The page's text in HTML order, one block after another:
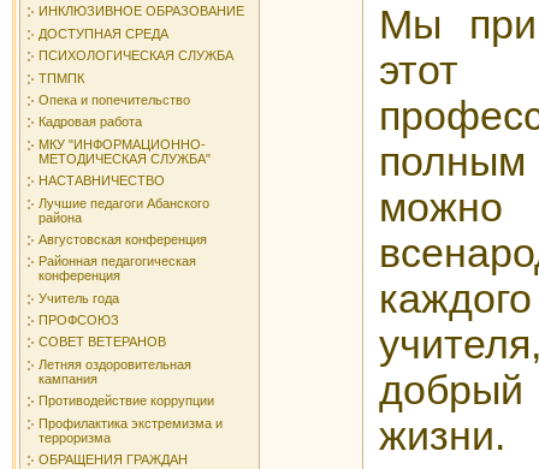
ИНКЛЮЗИВНОЕ ОБРАЗОВАНИЕ
ДОСТУПНАЯ СРЕДА
ПСИХОЛОГИЧЕСКАЯ СЛУЖБА
ТПМПК
Опека и попечительство
Кадровая работа
МКУ "ИНФОРМАЦИОННО-
МЕТОДИЧЕСКАЯ СЛУЖБА"
НАСТАВНИЧЕСТВО
Лучшие педагоги Абанского
района
Августовская конференция
Районная педагогическая
конференция
Учитель года
ПРОФСОЮЗ
СОВЕТ ВЕТЕРАНОВ
Летняя оздоровительная
кампания
Противодействие коррупции
Профилактика экстремизма и
терроризма
ОБРАЩЕНИЯ ГРАЖДАН
Мы
жизни.